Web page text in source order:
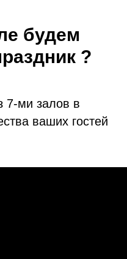
будем
?
7-ми залов в
ваших гостей